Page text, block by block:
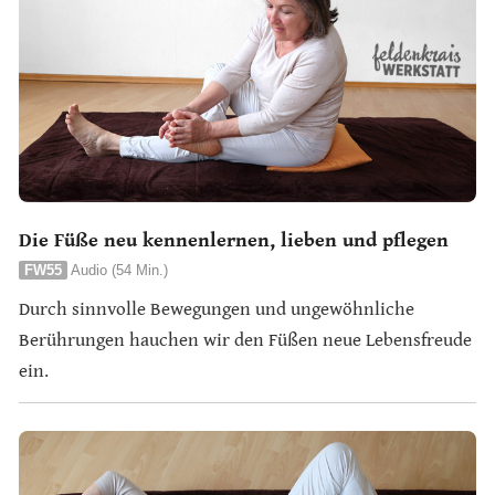
Die Füße neu kennenlernen, lieben und pflegen
FW55 Audio (54 Min.)
Durch sinnvolle Bewegungen und ungewöhnliche
Berührungen hauchen wir den Füßen neue Lebensfreude
ein.